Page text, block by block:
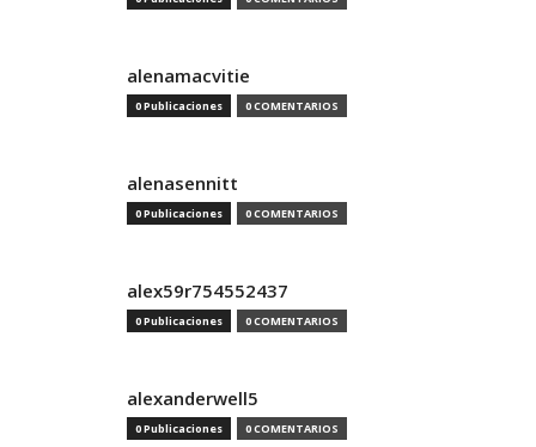
alenamacvitie
0 Publicaciones 0 COMENTARIOS
alenasennitt
0 Publicaciones 0 COMENTARIOS
alex59r754552437
0 Publicaciones 0 COMENTARIOS
alexanderwell5
0 Publicaciones 0 COMENTARIOS